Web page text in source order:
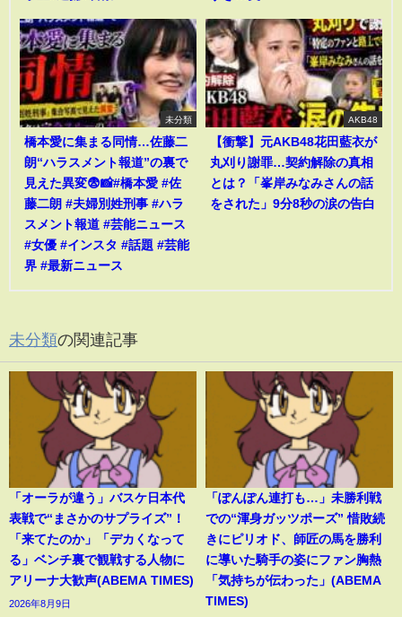
未分類
橋本愛に集まる同情…佐藤二
朗“ハラスメント報道”の裏で
見えた異変😨📸#橋本愛 #佐
藤二朗 #夫婦別姓刑事 #ハラ
スメント報道 #芸能ニュース
#女優 #インスタ #話題 #芸能
界 #最新ニュース
AKB48
【衝撃】元AKB48花田藍衣が
丸刈り謝罪…契約解除の真相
とは？「峯岸みなみさんの話
をされた」9分8秒の涙の告白
未分類の関連記事
「オーラが違う」バスケ日本代
表戦で“まさかのサプライズ”！
「来てたのか」「デカくなって
る」ベンチ裏で観戦する人物に
アリーナ大歓声(ABEMA TIMES)
2026年8月9日
「ぽんぽん連打も…」未勝利戦
での“渾身ガッツポーズ” 惜敗続
きにピリオド、師匠の馬を勝利
に導いた騎手の姿にファン胸熱
「気持ちが伝わった」(ABEMA
TIMES)